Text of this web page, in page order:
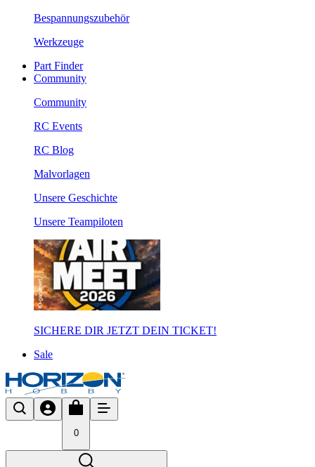
Bespannungszubehör
Werkzeuge
Part Finder
Community
Community
RC Events
RC Blog
Malvorlagen
Unsere Geschichte
Unsere Teampiloten
SICHERE DIR JETZT DEIN TICKET!
Sale
0